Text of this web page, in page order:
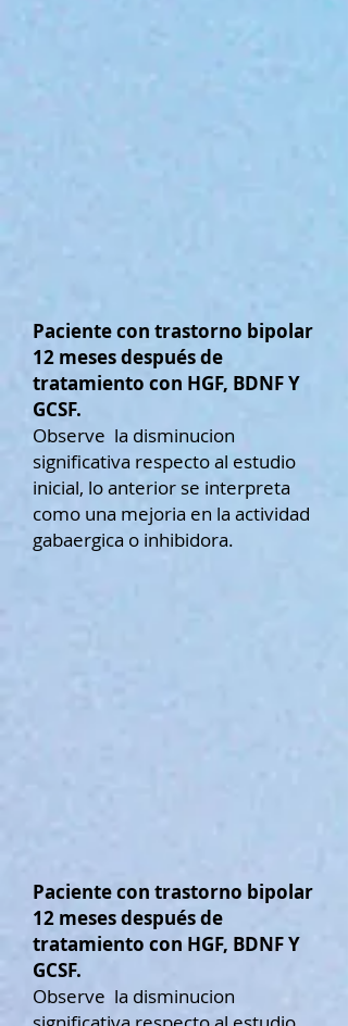
Paciente con trastorno bipolar
12 meses después de
tratamiento con HGF, BDNF Y
GCSF.
Observe la disminucion
significativa respecto al estudio
inicial, lo anterior se interpreta
como una mejoria en la actividad
gabaergica o inhibidora.
Paciente con trastorno bipolar
12 meses después de
tratamiento con HGF, BDNF Y
GCSF.
Observe la disminucion